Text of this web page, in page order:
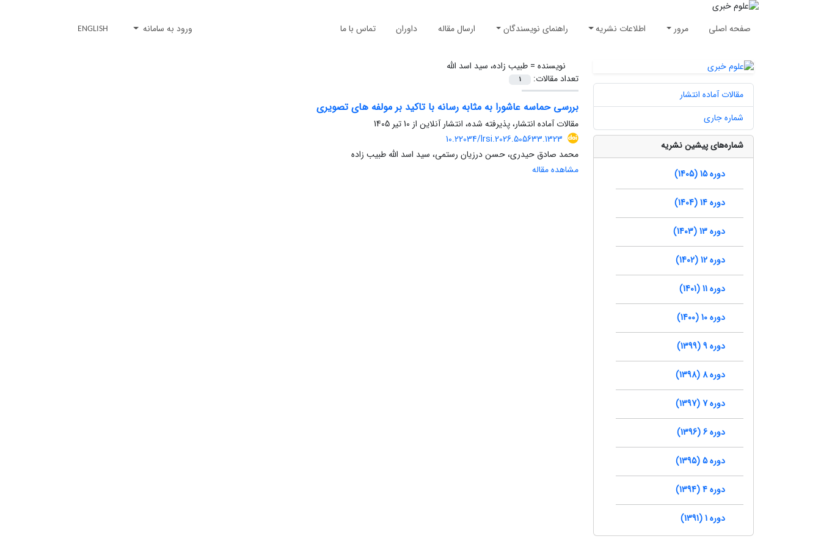
صفحه اصلی مرور اطلاعات نشریه راهنمای نویسندگان ارسال مقاله داوران تماس با ما ورود به سامانه ENGLISH
نویسنده =طبیب زاده، سید اسد الله
تعداد مقالات:
1
بررسی حماسه عاشورا به مثابه رسانه با تاکید بر مولفه های تصویری
مقالات آماده انتشار، پذیرفته شده، انتشار آنلاین از 10 تیر 1405
10.22034/lrsi.2026.505633.1323
محمد صادق حیدری، حسن درزیان رستمی، سید اسد الله طبیب زاده
مشاهده مقاله
مقالات آماده انتشار
شماره جاری
شماره‌های پیشین نشریه
دوره 15 (1405)
دوره 14 (1404)
دوره 13 (1403)
دوره 12 (1402)
دوره 11 (1401)
دوره 10 (1400)
دوره 9 (1399)
دوره 8 (1398)
دوره 7 (1397)
دوره 6 (1396)
دوره 5 (1395)
دوره 4 (1394)
دوره 1 (1391)